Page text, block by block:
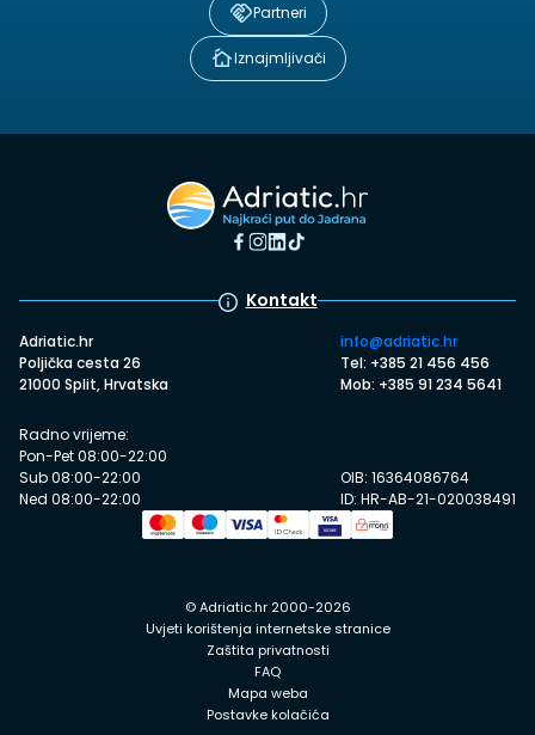
Partneri
Iznajmljivači
Kontakt
Adriatic.hr
Poljička cesta 26
21000 Split, Hrvatska
info@adriatic.hr
Tel: +385 21 456 456
Mob: +385 91 234 5641
Radno vrijeme:
Pon-Pet 08:00-22:00
Sub 08:00-22:00
Ned 08:00-22:00
OIB: 16364086764
ID: HR-AB-21-020038491
© Adriatic.hr 2000-2026
Uvjeti korištenja internetske stranice
Zaštita privatnosti
FAQ
Mapa weba
Postavke kolačića